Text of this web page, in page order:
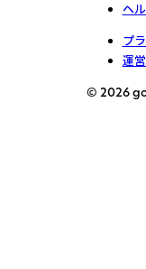
ヘ
プ
運
© 2026